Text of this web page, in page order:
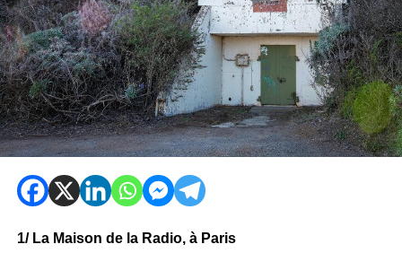
1/ La Maison de la Radio, à Paris